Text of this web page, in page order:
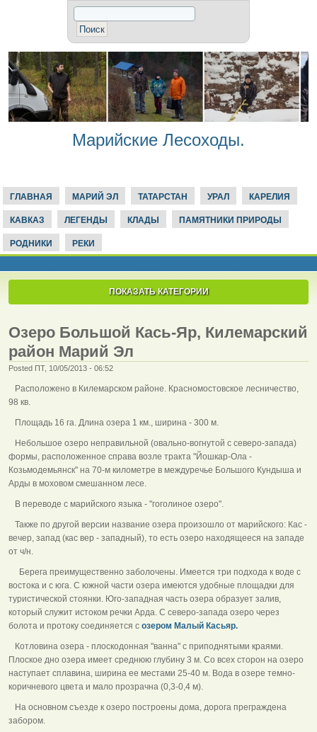
Марийские Лесоходы.
ГЛАВНАЯ МАРИЙ ЭЛ ТАТАРСТАН УРАЛ КАРЕЛИЯ
КАВКАЗ ЛЕГЕНДЫ КЛАДЫ ПАМЯТНИКИ ПРИРОДЫ
РОДНИКИ РЕКИ
ПОКАЗАТЬ КАТЕГОРИИ
Озеро Большой Кась-Яр, Килемарский
район Марий Эл
Posted ПТ, 10/05/2013 - 06:52
Расположено в Килемарском районе. Красномостовское лесничество,
98 кв.
Площадь 16 га. Длина озера 1 км., ширина - 300 м.
Небольшое озеро неправильной (овально-вогнутой с северо-запада)
формы, расположенное справа возле тракта "Йошкар-Ола -
Козьмодемьянск" на 70-м километре в междуречье Большого Кундыша и
Арды в моховом смешанном лесе.
В переводе с марийского языка - "гоголиное озеро".
Также по другой версии название озера произошло от марийского: Кас -
вечер, запад (кас вер - западный), то есть озеро находящееся на западе
от ч/н.
Берега преимущественно заболочены. Имеется три подхода к воде с
востока и с юга. С южной части озера имеются удобные площадки для
туристической стоянки. Юго-западная часть озера образует залив,
который служит истоком речки Арда. С северо-запада озеро через
болота и протоку соединяется с озером Малый Касьяр.
Котловина озера - плоскодонная "ванна" с приподнятыми краями.
Плоское дно озера имеет среднюю глубину 3 м. Со всех сторон на озеро
наступает сплавина, ширина ее местами 25-40 м. Вода в озере темно-
коричневого цвета и мало прозрачна (0,3-0,4 м).
На основном съезде к озеро построены дома, дорога преграждена
забором.